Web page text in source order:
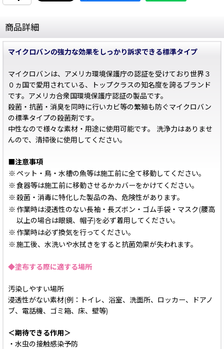
商品詳細
マイクロバンの強力な効果をしっかり訴求できる標準タイプ
マイクロバンは、アメリカ環境保護庁の認証を受けており世界３
０ヵ国で愛用されている、トップクラスの知名度を誇るブランド
です。アメリカ合衆国環境保護庁認証の製品です。
殺菌・抗菌・消臭を同時に行いカビ等の繁殖も防ぐマイクロバン
の標準タイプの殺菌剤です。
中性なので様々な素材・用途に使用可能です。 洗浄力はありませ
んので、清掃後に使用してください。
■注意事項
※ ペット・鳥・水槽の魚等は施工前に全て移動してください。
※ 食器等は施工前に移動させるかカバーをかけてください。
※ 殺菌・消毒に特化した製品の為、危険性があります。
※ 作業時は浸透性のない長袖・長ズボン・ゴム手袋・マスク(腰高
以上の場合は眼鏡、帽子)を必ず着用してください。
※ 作業時は必ず換気を行ってください。
※ 施工後、水洗いや水拭きをすると抗菌効果が失われます。
◆塗布する際に適する場所
汚染しやすい場所
浸透性がない素材(例：トイレ、浴室、洗面所、ロッカー、ドアノ
ブ、電話機、ゴミ箱、床、壁等)
＜期待できる作用＞
・水虫の接触感染予防